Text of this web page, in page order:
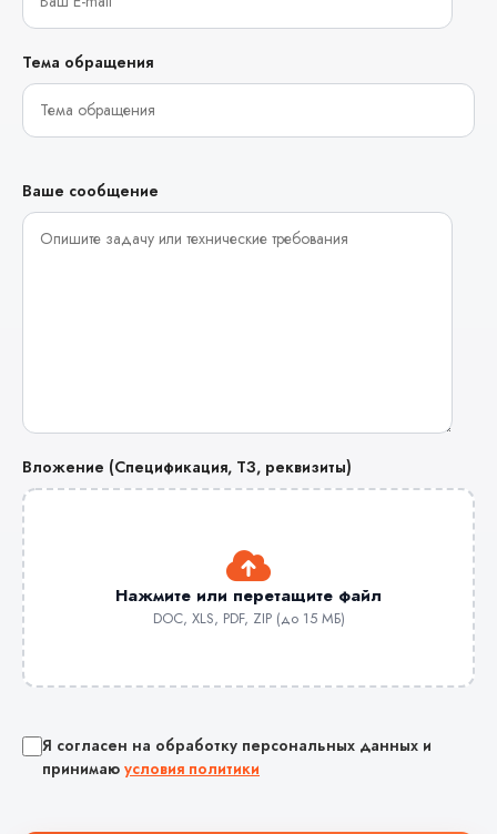
Тема обращения
Ваше сообщение
Вложение (Спецификация, ТЗ, реквизиты)
Нажмите или перетащите файл
DOC, XLS, PDF, ZIP (до 15 МБ)
Я согласен на обработку персональных данных и
принимаю условия политики